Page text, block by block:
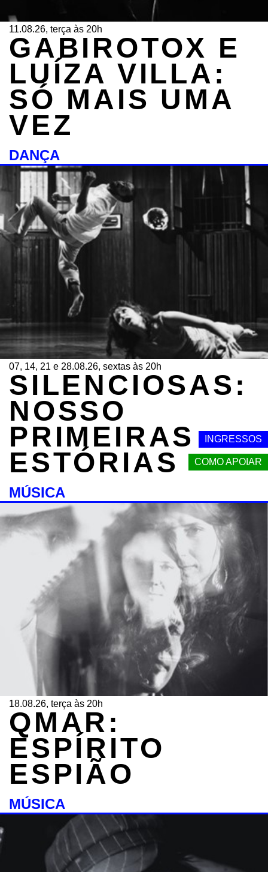
INGRESSOS
COMO APOIAR
11.08.26, terça às 20h
GABIROTOX E
LUÍZA VILLA:
SÓ MAIS UMA
VEZ
DANÇA
07, 14, 21 e 28.08.26, sextas às 20h
SILENCIOSAS:
NOSSO
PRIMEIRAS
ESTÓRIAS
MÚSICA
18.08.26, terça às 20h
QMAR:
ESPÍRITO
ESPIÃO
MÚSICA